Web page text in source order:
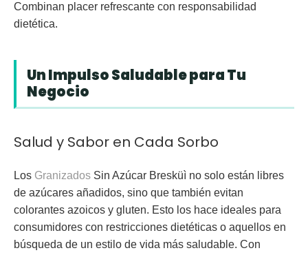
Combinan placer refrescante con responsabilidad
dietética.
Un Impulso Saludable para Tu
Negocio
Salud y Sabor en Cada Sorbo
Los Granizados Sin Azúcar Bresküì no solo están libres
de azúcares añadidos, sino que también evitan
colorantes azoicos y gluten. Esto los hace ideales para
consumidores con restricciones dietéticas o aquellos en
búsqueda de un estilo de vida más saludable. Con